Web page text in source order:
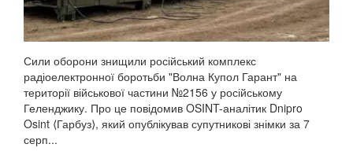
Сили оборони знищили російський комплекс
радіоелектронної боротьби "Волна Купол Гарант" на
території військової частини №2156 у російському
Геленджику. Про це повідомив OSINT-аналітик Dnipro
Osint ⟨Гарбуз⟩, який опублікував супутникові знімки за 7
серп...